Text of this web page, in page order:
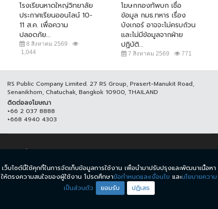
โรงเรียนหาดใหญ่วิทยาลัย
ประกาศเรียนออนไลน์ 10-
11 ส.ค. เพื่อความ
ปลอดภัย...
8 สิงหาคม 2569
1,044
โฆษกกองทัพบก เชื่อ
ข้อมูล กมธ.ทหาร เรื่อง
บังเกอร์ อาจจะไม่ครบถ้วน
และไม่มีข้อมูลจากฝ่าย
ปฏิบัติ...
7 สิงหาคม 2569 771
RS Public Company Limited. 27 RS Group, Prasert-Manukit Road,
Senanikhom, Chatuchak, Bangkok 10900, THAILAND
ติดต่อลงโฆษณา
+66 2 037 8888
+668 4940 4303
© COPYRIGHT 2017 THAICH8.COM, ALL RIGHT RESERVED.
ข้อกำหนดและเงื่อนไข นโยบายความเป็นส่วนตัว
เว็บไซต์นี้ใช้คุกกี้ในการจัดเก็บข้อมูลการใช้งาน เพื่อนำมาปรับปรุงและพัฒนาเนื้อหา
ให้ตรงความสนใจของผู้ใช้งาน โปรดศึกษาข้อกำหนดและเงื่อนไข และนโยบายความ
เป็นส่วนตัว
ยอมรับ ปฏิเสธ